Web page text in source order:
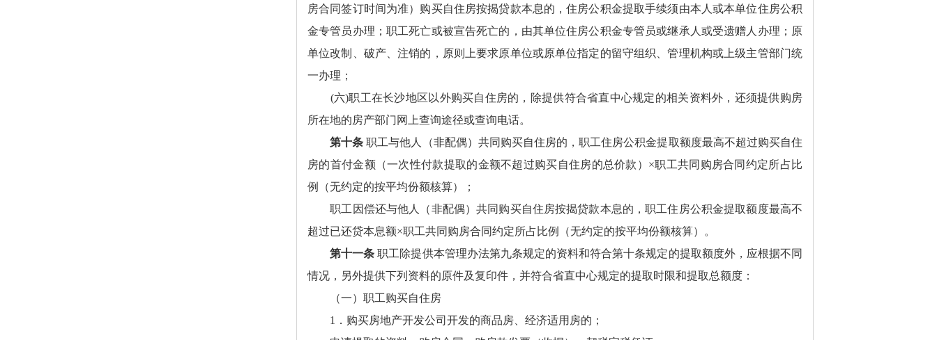
房合同签订时间为准）购买自住房按揭贷款本息的，住房公积金提取手续须由本人或本单位住房公积
金专管员办理；职工死亡或被宣告死亡的，由其单位住房公积金专管员或继承人或受遗赠人办理；原
单位改制、破产、注销的，原则上要求原单位或原单位指定的留守组织、管理机构或上级主管部门统
一办理；
(六)职工在长沙地区以外购买自住房的，除提供符合省直中心规定的相关资料外，还须提供购房
所在地的房产部门网上查询途径或查询电话。
第十条 职工与他人（非配偶）共同购买自住房的，职工住房公积金提取额度最高不超过购买自住
房的首付金额（一次性付款提取的金额不超过购买自住房的总价款）×职工共同购房合同约定所占比
例（无约定的按平均份额核算）；
职工因偿还与他人（非配偶）共同购买自住房按揭贷款本息的，职工住房公积金提取额度最高不
超过已还贷本息额×职工共同购房合同约定所占比例（无约定的按平均份额核算）。
第十一条 职工除提供本管理办法第九条规定的资料和符合第十条规定的提取额度外，应根据不同
情况，另外提供下列资料的原件及复印件，并符合省直中心规定的提取时限和提取总额度：
（一）职工购买自住房
1 ．购买房地产开发公司开发的商品房、经济适用房的；